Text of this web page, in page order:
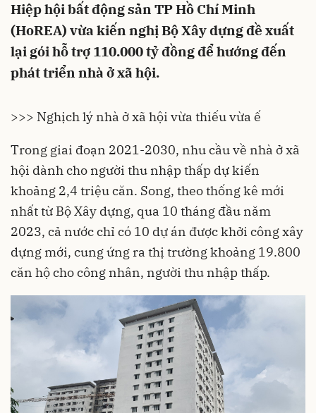
Hiệp hội bất động sản TP Hồ Chí Minh
(HoREA) vừa kiến nghị Bộ Xây dựng đề xuất
lại gói hỗ trợ 110.000 tỷ đồng để hướng đến
phát triển nhà ở xã hội.
>>> Nghịch lý nhà ở xã hội vừa thiếu vừa ế
Trong giai đoạn 2021-2030, nhu cầu về nhà ở xã
hội dành cho người thu nhập thấp dự kiến
khoảng 2,4 triệu căn. Song, theo thống kê mới
nhất từ Bộ Xây dựng, qua 10 tháng đầu năm
2023, cả nước chỉ có 10 dự án được khởi công xây
dựng mới, cung ứng ra thị trường khoảng 19.800
căn hộ cho công nhân, người thu nhập thấp.
Hủy